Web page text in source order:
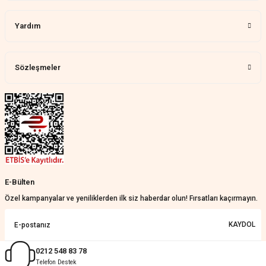
verirler, çok yardım ederler.
Teslim çok çabuk geldi. Montaj çok
Nathalie Prevost | 22/07/2026
Çok ilgililerdi
Merve Özen | 17/07/2026
KeRiM BeRBeR | 16/07/2026
Sorunsuz ve güvenilir
Muhammed Adsiz | 14/07/2026
Yardım
Sözleşmeler
E-Bülten
Özel kampanyalar ve yeniliklerden ilk siz haberdar olun! Fırsatları kaçırmayın.
KAYDOL
0212 548 83 78
Telefon Destek